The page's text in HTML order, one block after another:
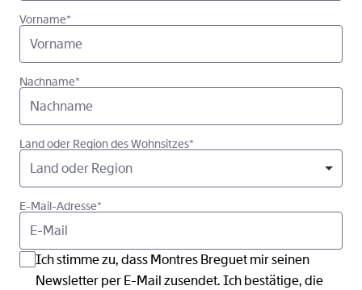
Vorname*
Nachname*
Land oder Region des Wohnsitzes*
Land oder Region
E-Mail-Adresse*
Ich stimme zu, dass Montres Breguet mir seinen
Newsletter per E-Mail zusendet. Ich bestätige, die